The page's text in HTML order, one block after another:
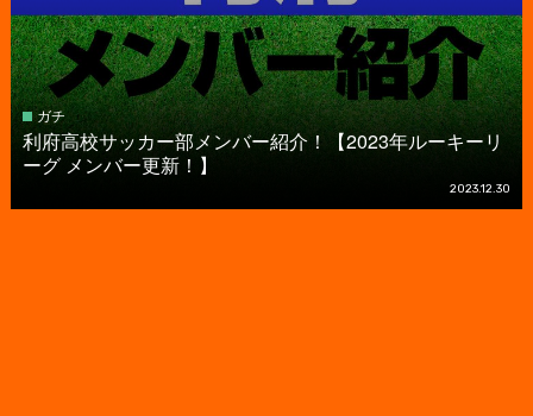
ガチ
利府高校サッカー部メンバー紹介！【2023年ルーキーリ
ーグ メンバー更新！】
2023.12.30